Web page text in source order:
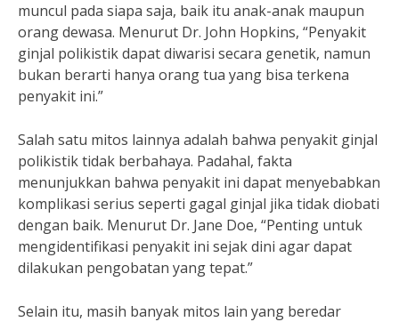
muncul pada siapa saja, baik itu anak-anak maupun
orang dewasa. Menurut Dr. John Hopkins, “Penyakit
ginjal polikistik dapat diwarisi secara genetik, namun
bukan berarti hanya orang tua yang bisa terkena
penyakit ini.”
Salah satu mitos lainnya adalah bahwa penyakit ginjal
polikistik tidak berbahaya. Padahal, fakta
menunjukkan bahwa penyakit ini dapat menyebabkan
komplikasi serius seperti gagal ginjal jika tidak diobati
dengan baik. Menurut Dr. Jane Doe, “Penting untuk
mengidentifikasi penyakit ini sejak dini agar dapat
dilakukan pengobatan yang tepat.”
Selain itu, masih banyak mitos lain yang beredar